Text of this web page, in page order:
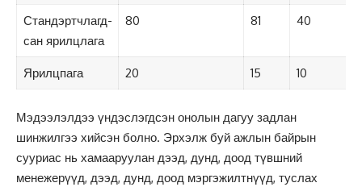
Стандэртчлагд-
сан ярилцлага
80 81 40
Ярилцпага 20 15 10
Мэдээлэлдээ үндэслэгдсэн онолын дагуу задлан
шинжилгээ хийсэн болно. Эрхэлж буй ажлын байрын
сууриас нь хамааруулан дээд, дунд, доод түвшний
менежерүүд, дээд, дунд, доод мэргэжилтнүүд, туслах